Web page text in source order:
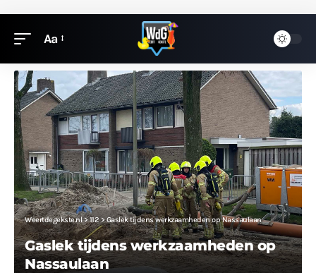
Aa
Weertdegekste.nl>112>Gaslek tijdens werkzaamheden op Nassaulaan
Gaslek tijdens werkzaamheden op
Nassaulaan